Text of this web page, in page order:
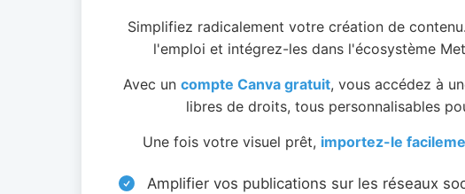
Simplifiez radicalement votre création de
l'emploi et intégrez-les dans l'écosystème
Avec un compte Canva gratuit, vous accédez à
libres de droits, tous personnalisables
Une fois votre visuel prêt, importez-le
Amplifier vos publications sur les réseaux